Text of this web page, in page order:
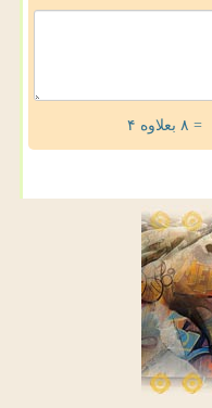
= ۸ بعلاوه ۴